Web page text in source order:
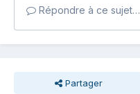
Répondre à ce sujet…
Partager